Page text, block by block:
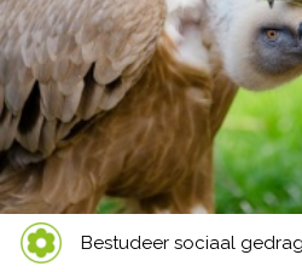
Bestudeer sociaal